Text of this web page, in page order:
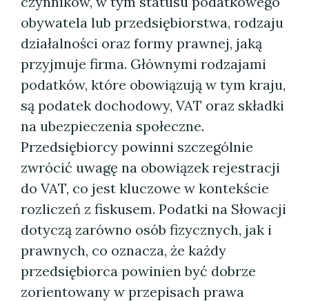
obywatela lub przedsiębiorstwa, rodzaju
działalności oraz formy prawnej, jaką
przyjmuje firma. Głównymi rodzajami
podatków, które obowiązują w tym kraju,
są podatek dochodowy, VAT oraz składki
na ubezpieczenia społeczne.
Przedsiębiorcy powinni szczególnie
zwrócić uwagę na obowiązek rejestracji
do VAT, co jest kluczowe w kontekście
rozliczeń z fiskusem. Podatki na Słowacji
dotyczą zarówno osób fizycznych, jak i
prawnych, co oznacza, że każdy
przedsiębiorca powinien być dobrze
zorientowany w przepisach prawa